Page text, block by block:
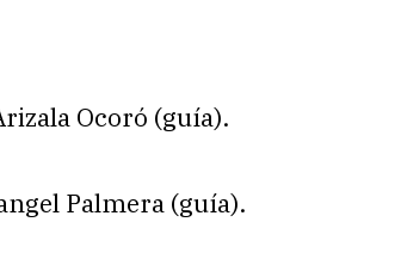
Ocoró (guía).
Palmera (guía).